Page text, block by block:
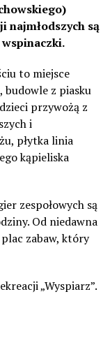
najmłodszych są
to miejsce
budowle z piasku
przywożą z
i
płytka linia
kąpieliska
zespołowych są
Od niedawna
zabaw, który
„Wyspiarz”.